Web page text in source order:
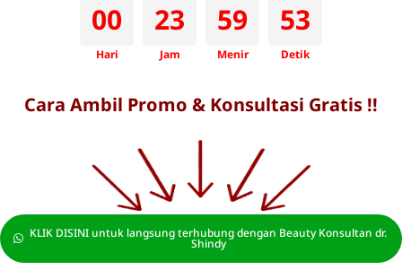
00
Hari
23
Jam
59
Menir
51
Detik
Cara Ambil Promo & Konsultasi Gratis !!
KLIK DISINI untuk langsung terhubung dengan Beauty Konsultan dr.
Shindy